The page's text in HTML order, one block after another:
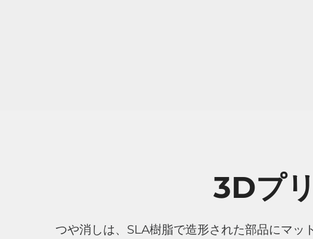
3Dプ
つや消しは、SLA樹脂で造形された部品にマ